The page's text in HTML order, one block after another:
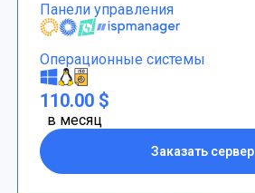
Панели управления
Операционные системы
110.00 $
в месяц
Заказать сервер